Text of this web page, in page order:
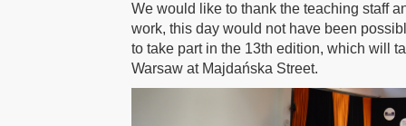
We would like to thank the teaching staff
work, this day would not have been
to take part in the 13th edition, which will
Warsaw at Majdańska Street.